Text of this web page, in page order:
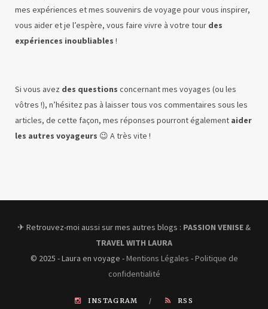
mes expériences et mes souvenirs de voyage pour vous inspirer,
vous aider et je l’espère, vous faire vivre à votre tour des
expériences inoubliables !
Si vous avez des questions concernant mes voyages (ou les
vôtres !), n’hésitez pas à laisser tous vos commentaires sous les
articles, de cette façon, mes réponses pourront également aider
les autres voyageurs 😉 A très vite !
✈︎ Retrouvez-moi aussi sur mes autres blogs : PASSION VENISE &
TRAVEL WITH LAURA
© 2025 - Laura en voyage -Mentions Légales -Politique de
confidentialité
INSTAGRAM RSS